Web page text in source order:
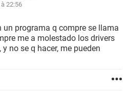
22:56
programa q compre se llama
me a molestado los drivers
no se q hacer, me pueden